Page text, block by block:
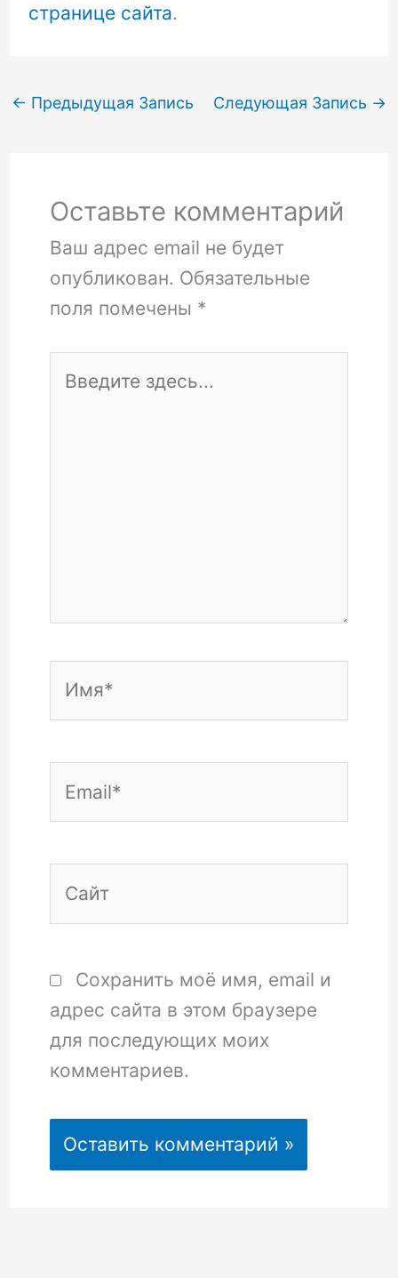
странице сайта.
← Предыдущая Запись Следующая Запись →
Оставьте комментарий
Ваш адрес email не будет
опубликован. Обязательные
поля помечены *
здесь...
Сохранить моё имя, email и
адрес сайта в этом браузере
для последующих моих
комментариев.